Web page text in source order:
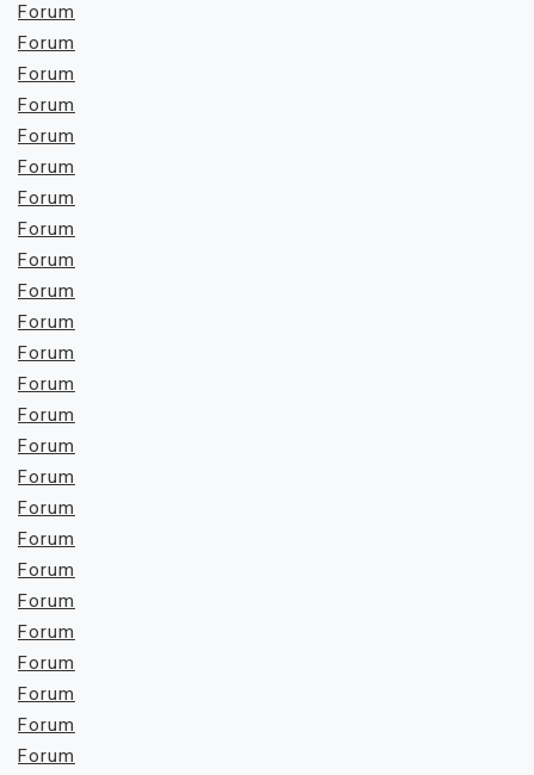
Forum
Forum
Forum
Forum
Forum
Forum
Forum
Forum
Forum
Forum
Forum
Forum
Forum
Forum
Forum
Forum
Forum
Forum
Forum
Forum
Forum
Forum
Forum
Forum
Forum